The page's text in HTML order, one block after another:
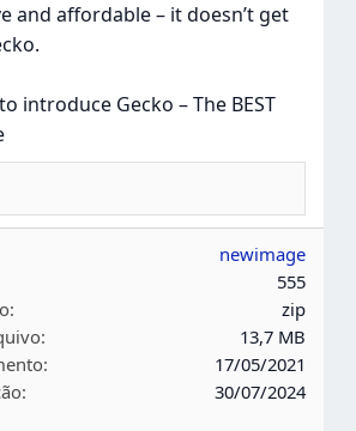
and affordable – it doesn’t get
introduce Gecko – The BEST
newimage
555
zip
13,7 MB
17/05/2021
30/07/2024